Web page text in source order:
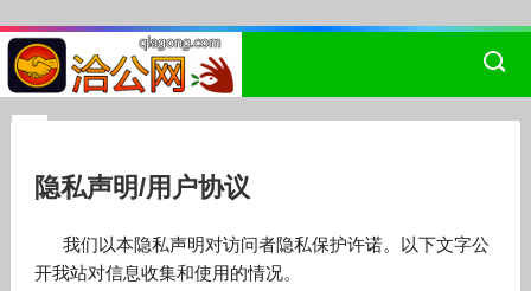
隐私声明/用户协议
我们以本隐私声明对访问者隐私保护许诺。以下文字公
开我站对信息收集和使用的情况。